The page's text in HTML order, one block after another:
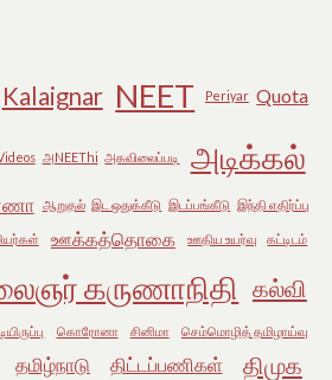
Kalaignar NEET Periyar Quota
அNEEThi அகவிலைப்படி அடிக்கல்
ஆறுதல் இட ஒதுக்கீடு இடப்பங்கீடு இந்தி எதிர்ப்பு
ஊக்கத்தொகை ஊதிய உயர்வு கட்டிடம்
கருணாநிதி கல்வி
கொரோனா சினிமா செம்மொழித் தமிழாய்வு
தமிழ்நாடு திட்டப்பணிகள்
திமுக